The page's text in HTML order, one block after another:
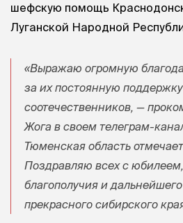
шефскую помощь
Луганской Народной
«Выражаю огромную
за их постоянную
соотечественников, —
Жога в своем телеграм-
Тюменская область
Поздравляю всех с
благополучия и
прекрасного сибирского